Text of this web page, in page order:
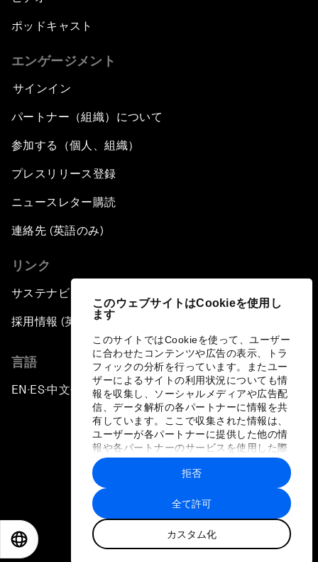
このウェブサイトはCookieを使用し
ます
このサイトではCookieを使って、ユーザー
に合わせたコンテンツや広告の表示、トラ
フィックの分析を行っています。またユー
ザーによるサイトの利用状況についても情
報を収集し、ソーシャルメディアや広告配
信、データ解析の各パートナーに情報を共
有しています。ここで収集された情報は、
ユーザーが各パートナーに提供した他の情
報や各パートナーのサービスを使用した際
に収集された情報と組み合わされ、各パー
トナーによって使用されることがありま
す。
全て許可
カスタム化
拒否
ポッドキャスト
エンゲージメント
サインイン
パートナー（組織）について
参加する（個人、組織）
プレスリリース登録
ニュースレター購読
連絡先 (英語のみ)
リンク
サステナビリティへの取り組み
採用情報 (英語のみ)
言語
EN ▪ ES▪中文▪ 日本語
プライバシーポリシーと利用規約
サイトマップ
©
世界経済フォーラム